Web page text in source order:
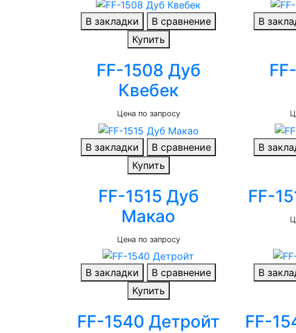
В закладки
В сравнение
Купить
FF-1508 Дуб
Квебек
Цена по запросу
В
В закладки
В сравнение
Купить
FF-1515 Дуб
Макао
Цена по запросу
В
FF-
В закладки
В сравнение
Купить
FF-1540 Детройт
В
FF-